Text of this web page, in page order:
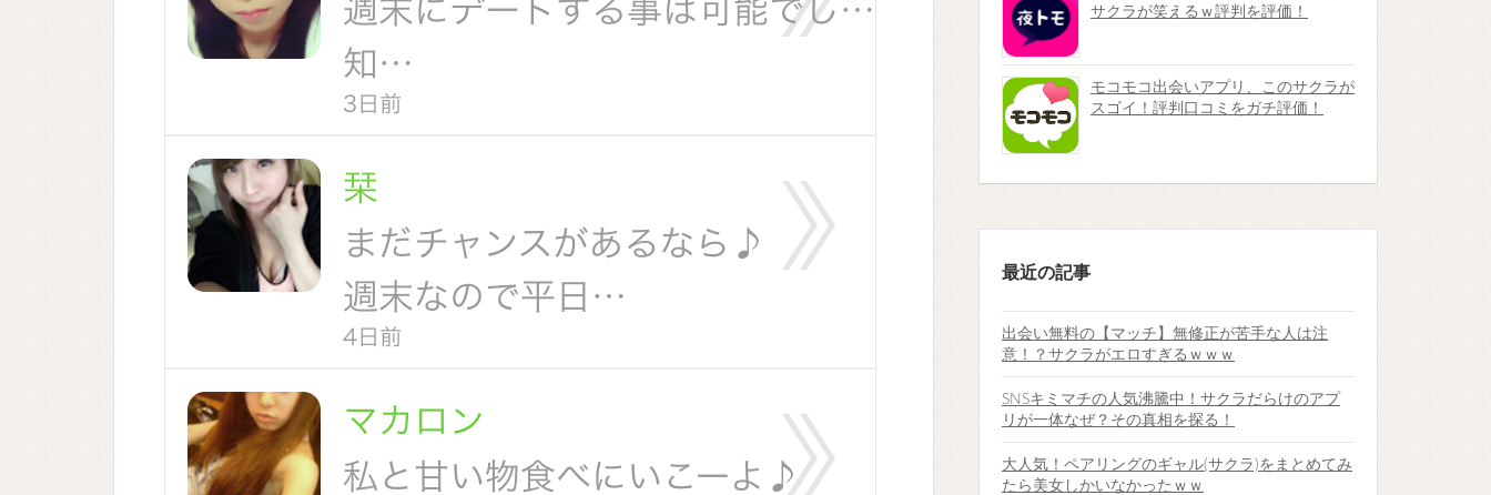
サクラが笑えるｗ評判を評価！
モコモコ出会いアプリ、このサクラが
スゴイ！評判口コミをガチ評価！
最近の記事
出会い無料の【マッチ】無修正が苦手な人は注
意！？サクラがエロすぎるｗｗｗ
SNSキミマチの人気沸騰中！サクラだらけのアプ
リが一体なぜ？その真相を探る！
大人気！ペアリングのギャル(サクラ)をまとめてみ
たら美女しかいなかったｗｗ